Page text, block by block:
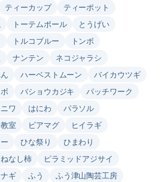
ティーカップ
ティーポット
トーテムポール
とうげい
トルコブルー
トンボ
ナンテン
ネコジャラシ
ハーベストムーン
バイカウツギ
バショウカジキ
パッチワーク
ワ はにわ
パラソル
室 ビアマグ
ヒイラギ
ひな祭り
ひまわり
なし柿
ピラミッドアジサイ
ギ ふう
ふう津山陶芸工房